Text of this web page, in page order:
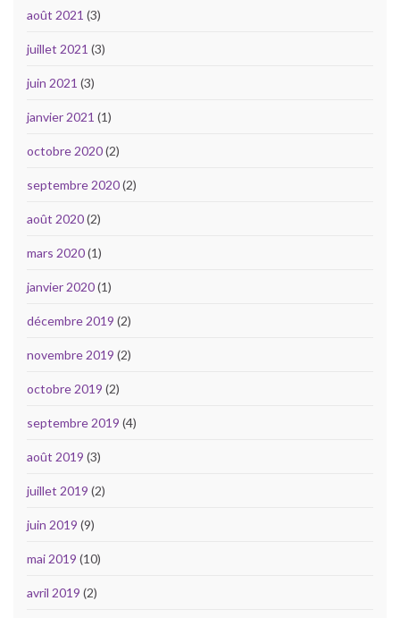
août 2021 (3)
juillet 2021 (3)
juin 2021 (3)
janvier 2021 (1)
octobre 2020(2)
septembre 2020(2)
août 2020(2)
mars 2020(1)
janvier 2020(1)
décembre 2019 (2)
novembre 2019 (2)
octobre 2019 (2)
septembre 2019 (4)
août 2019 (3)
juillet 2019 (2)
juin 2019 (9)
mai 2019 (10)
avril 2019 (2)